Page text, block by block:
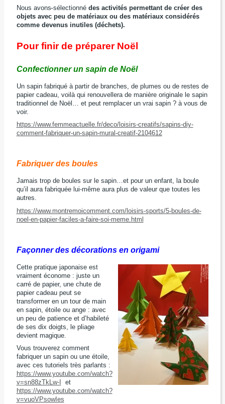
Nous avons sélectionné des activités permettant de créer des
objets avec peu de matériaux ou des matériaux considérés
comme devenus inutiles (déchets).
Pour finir de préparer Noël
Confectionner un sapin de Noël
Un sapin fabriqué à partir de branches, de plumes ou de restes de
papier cadeau, voilà qui renouvellera de manière originale le sapin
traditionnel de Noël… et peut remplacer un vrai sapin ? à vous de
voir.
https://www.femmeactuelle.fr/deco/loisirs-creatifs/sapins-diy-
comment-fabriquer-un-sapin-mural-creatif-2104612
Fabriquer des boules
Jamais trop de boules sur le sapin…et pour un enfant, la boule
qu’il aura fabriquée lui-même aura plus de valeur que toutes les
autres.
https://www.montremoicomment.com/loisirs-sports/5-boules-de-
noel-en-papier-faciles-a-faire-soi-meme.html
Façonner des décorations en origami
Cette pratique japonaise est
vraiment économe : juste un
carré de papier, une chute de
papier cadeau peut se
transformer en un tour de main
en sapin, étoile ou ange : avec
un peu de patience et d’habileté
de ses dix doigts, le pliage
devient magique.
Vous trouverez comment
fabriquer un sapin ou une étoile,
avec ces tutoriels très parlants :
https://www.youtube.com/watch?
v=sn88zTkLw-I
et
https://www.youtube.com/watch?
v=vuoVPsowIes